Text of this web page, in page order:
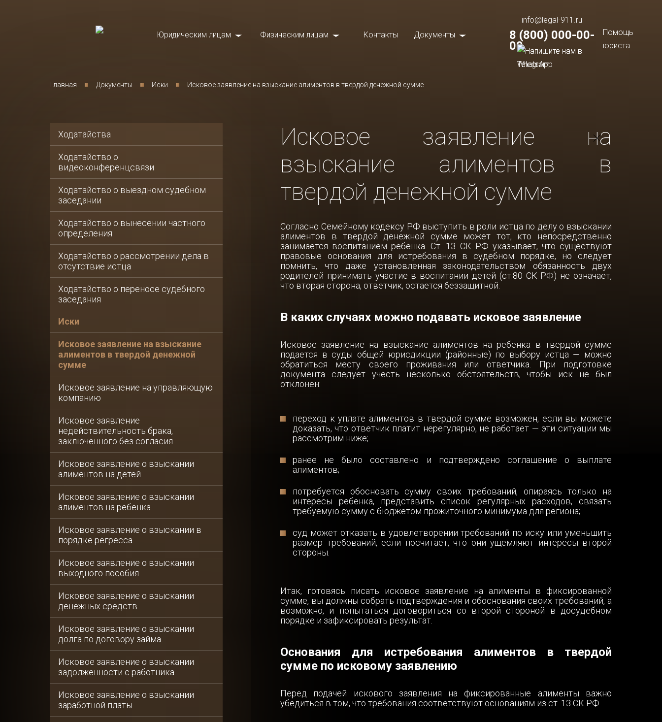
Юридическим лицам
Уголовно-правовая защита
Корпоративные споры
организаций
Консультация по
Обжалование действий
таможенных органов
юридических лиц
Физическим лицам
граждан
Споры по наследству
Споры с судебными
Миграционное право
Консультации по
последствиям
коронавируса для
физических лиц
Защита прав работников
Услуги антиколлекторов -
защита от коллекторов
физических лиц
Выкуп долгов физических
недвижимостью
Контакты Документы
Претензии
Возражения и отзывы
Заявления
Уведомления
Доверенности
info@legal-911.ru
8 (800) 000-00-
00
Помощь
юриста
Главная Документы Иски Исковое заявление на взыскание алиментов в твердой денежной сумме
Ходатайства
Ходатайство о
видеоконференцсвязи
Ходатайство о выездном судебном
заседании
Ходатайство о вынесении частного
определения
Ходатайство о рассмотрении дела в
отсутствие истца
Ходатайство о переносе судебного
заседания
Иски
Исковое заявление на взыскание
алиментов в твердой денежной
сумме
Исковое заявление на управляющую
компанию
Исковое заявление
недействительность брака,
заключенного без согласия
Исковое заявление о взыскании
алиментов на детей
Исковое заявление о взыскании
алиментов на ребенка
Исковое заявление о взыскании в
порядке регресса
Исковое заявление о взыскании
выходного пособия
Исковое заявление о взыскании
денежных средств
Исковое заявление о взыскании
долга по договору займа
Исковое заявление о взыскании
задолженности с работника
Исковое заявление о взыскании
заработной платы
Исковое заявление на
взыскание алиментов в
твердой денежной сумме
Согласно Семейному кодексу РФ выступить в роли истца по делу о взыскании
алиментов в твердой денежной сумме может тот, кто непосредственно
занимается воспитанием ребенка. Ст. 13 СК РФ указывает, что существуют
правовые основания для истребования в судебном порядке, но следует
помнить, что даже установленная законодательством обязанность двух
родителей принимать участие в воспитании детей (ст.80 СК РФ) не означает,
что вторая сторона, ответчик, остается беззащитной.
В каких случаях можно подавать исковое заявление
Исковое заявление на взыскание алиментов на ребенка в твердой сумме
подается в суды общей юрисдикции (районные) по выбору истца — можно
обратиться месту своего проживания или ответчика. При подготовке
документа следует учесть несколько обстоятельств, чтобы иск не был
отклонен:
переход к уплате алиментов в твердой сумме возможен, если вы можете
доказать, что ответчик платит нерегулярно, не работает — эти ситуации мы
рассмотрим ниже;
ранее не было составлено и подтверждено соглашение о выплате
алиментов;
потребуется обосновать сумму своих требований, опираясь только на
интересы ребенка, представить список регулярных расходов, связать
требуемую сумму с бюджетом прожиточного минимума для региона;
суд может отказать в удовлетворении требований по иску или уменьшить
размер требований, если посчитает, что они ущемляют интересы второй
стороны.
Итак, готовясь писать исковое заявление на алименты в фиксированной
сумме, вы должны собрать подтверждения и обоснования своих требований, а
возможно, и попытаться договориться со второй стороной в досудебном
порядке и зафиксировать результат.
Основания для истребования алиментов в твердой
сумме по исковому заявлению
Перед подачей искового заявления на фиксированные алименты важно
убедиться в том, что требования соответствуют основаниям из ст. 13 СК РФ.